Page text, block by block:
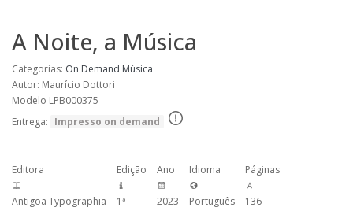
A Noite, a Música
Categorias: On Demand Música
Autor: Maurício Dottori
Modelo LPB000375
Entrega: Impresso on demand
Editora
Antigoa Typographia
Edição
1ª
Ano
2023
Idioma
Português
Páginas
136